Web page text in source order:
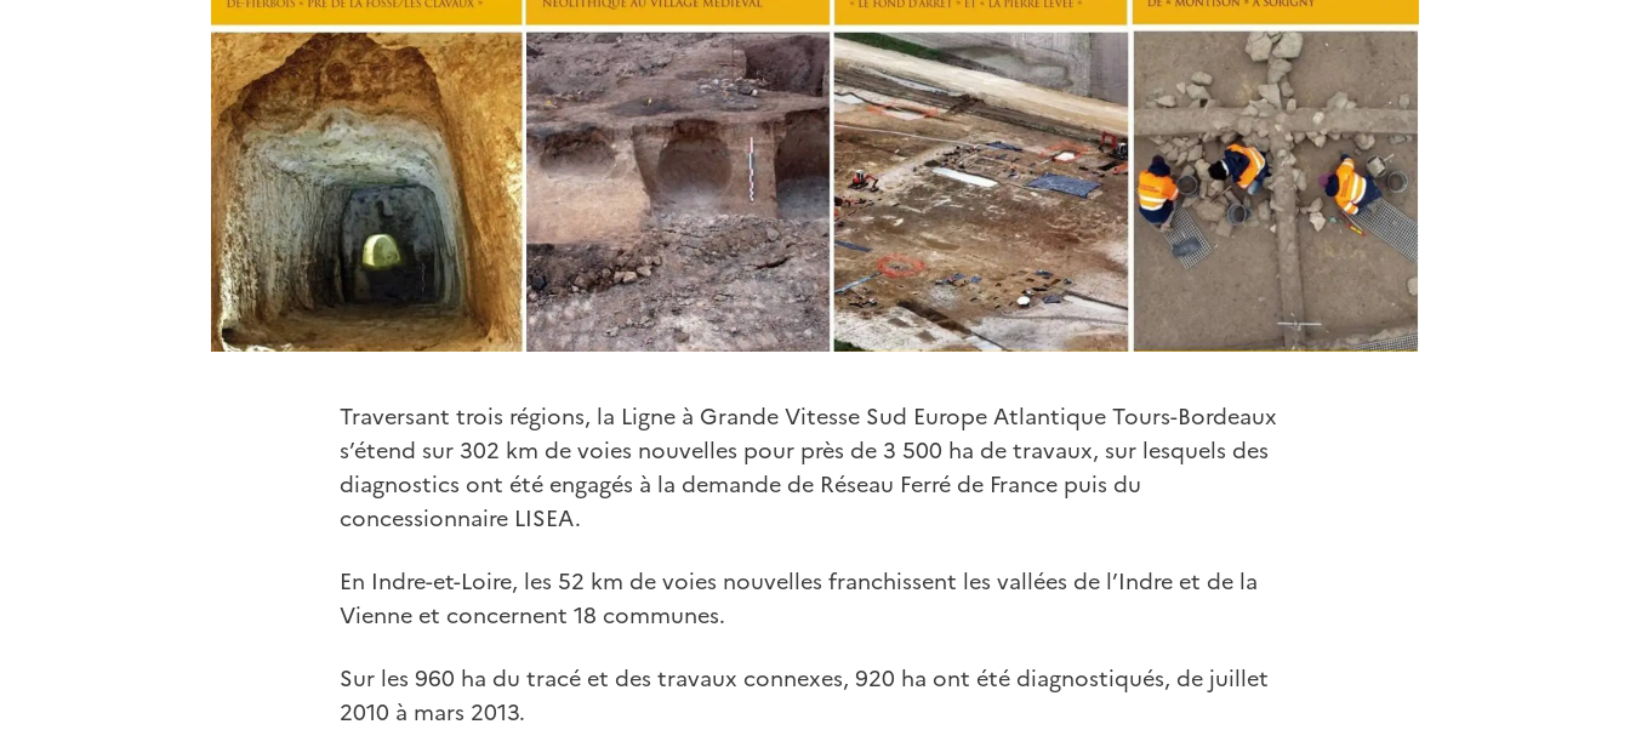
Traversant trois régions, la Ligne à Grande Vitesse Sud Europe Atlantique Tours-Bordeaux
s’étend sur 302 km de voies nouvelles pour près de 3 500 ha de travaux, sur lesquels des
diagnostics ont été engagés à la demande de Réseau Ferré de France puis du
concessionnaire LISEA.
En Indre-et-Loire, les 52 km de voies nouvelles franchissent les vallées de l’Indre et de la
Vienne et concernent 18 communes.
Sur les 960 ha du tracé et des travaux connexes, 920 ha ont été diagnostiqués, de juillet
2010 à mars 2013.